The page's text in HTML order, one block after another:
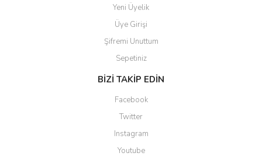
Yeni Üyelik
Üye Girişi
Şifremi Unuttum
Sepetiniz
BİZİ TAKİP EDİN
Facebook
Twitter
Instagram
Youtube